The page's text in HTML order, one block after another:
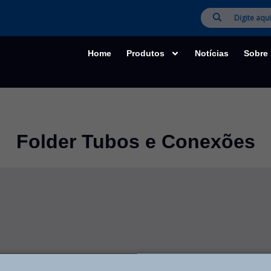
Home Produtos Notícias Sobre
Folder Tubos e Conexões